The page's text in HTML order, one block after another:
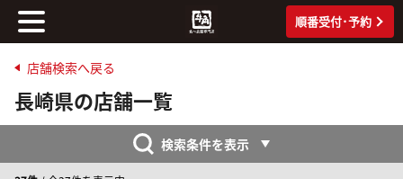
順番受付･予約
店舗検索へ戻る
長崎県の店舗一覧
検索条件を表示